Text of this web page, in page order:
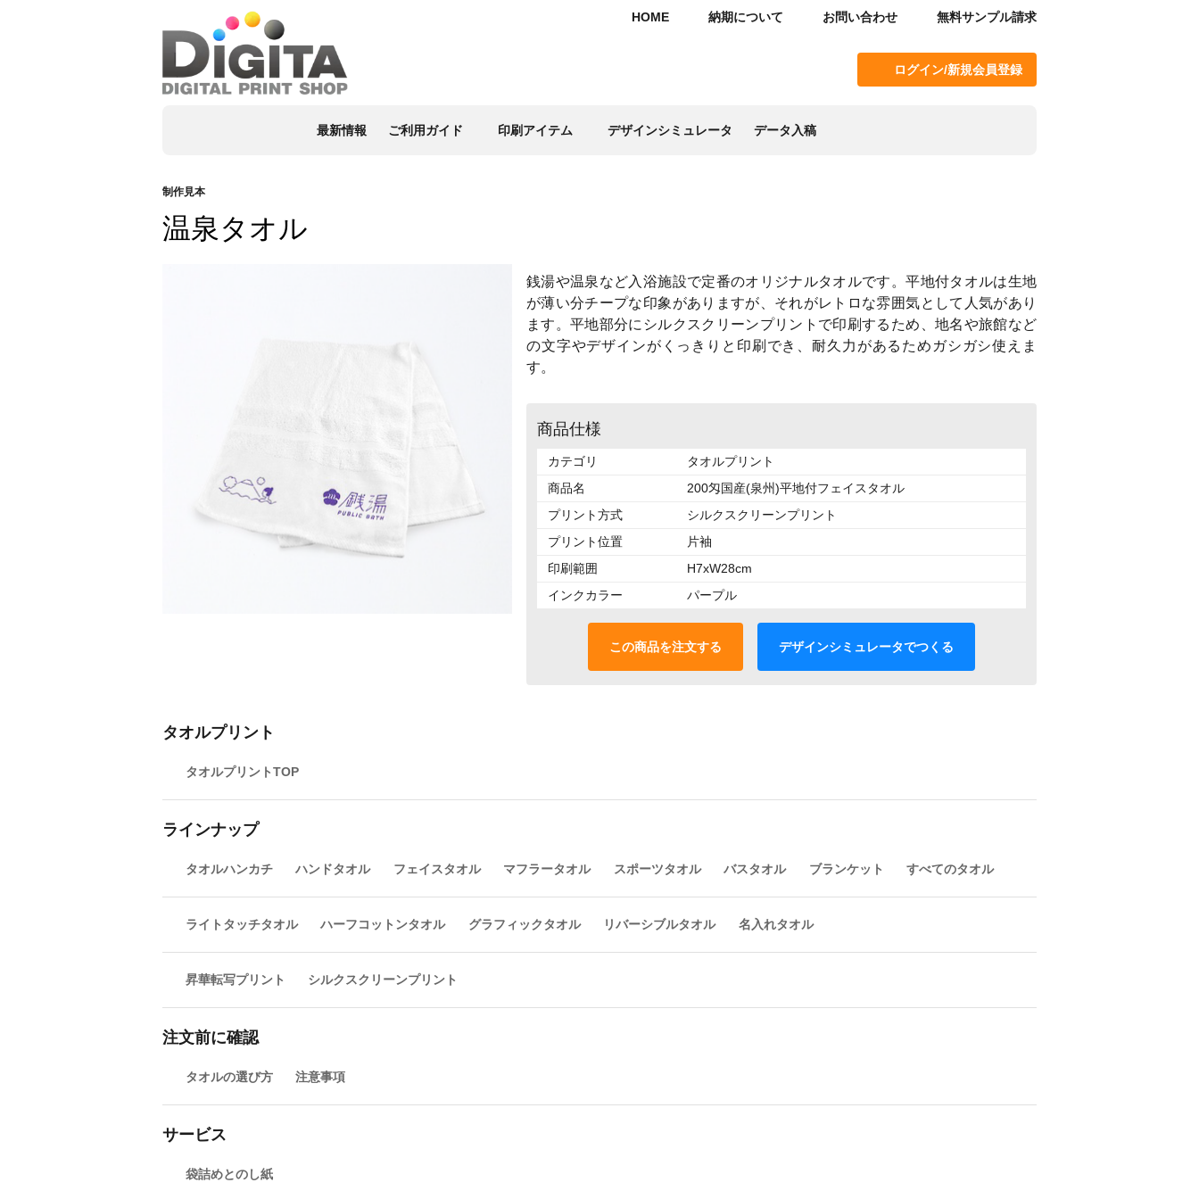
HOME 納期について お問い合わせ 無料サンプル請求
ログイン/新規会員登録
最新情報 ご利用ガイド 印刷アイテム デザインシミュレータ データ入稿
制作見本
温泉タオル
銭湯や温泉など入浴施設で定番のオリジナルタオルです。平地付タオルは生地
が薄い分チープな印象がありますが、それがレトロな雰囲気として人気があり
ます。平地部分にシルクスクリーンプリントで印刷するため、地名や旅館など
の文字やデザインがくっきりと印刷でき、耐久力があるためガシガシ使えま
す。
商品仕様
カテゴリ
タオルプリント
商品名
200匁国産(泉州)平地付フェイスタオル
プリント方式
シルクスクリーンプリント
プリント位置
片袖
印刷範囲
H7xW28cm
インクカラー
パープル
この商品を注文する デザインシミュレータでつくる
タオルプリント
タオルプリントTOP
ラインナップ
タオルハンカチ ハンドタオル フェイスタオル マフラータオル スポーツタオル バスタオル ブランケット すべてのタオル
ライトタッチタオル ハーフコットンタオル グラフィックタオル リバーシブルタオル 名入れタオル
昇華転写プリント シルクスクリーンプリント
注文前に確認
タオルの選び方 注意事項
サービス
袋詰めとのし紙